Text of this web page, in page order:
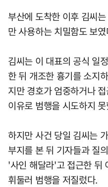
부산에 도착한 이후 김씨
만 사용하는 치밀함도 보였
김씨는 이 대표의 공식 일
한 뒤 개조한 흉기를 소지
지만 경호가 엄중하거나
이유로 범행을 시도하지
하지만 사건 당일 김씨는
부지를 본 뒤 기자들과 질
'사인 해달라'고 접근한 뒤
휘둘러 범행을 저질렀다.